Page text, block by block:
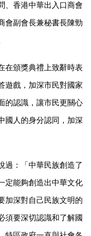
、香港中華出入口商會
會副會長兼秘書長陳勁
在頒獎典禮上致辭時表
遊戲，加深市民對國家
的認識，讓市民更關心
國人的身分認同，加深
過：「中華民族創造了
定能夠創造出中華文化
加深對自己民族文明的
須要深切認識和了解國